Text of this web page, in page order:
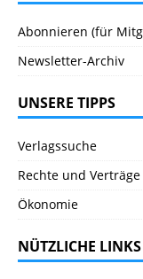
Abonnieren (für
Newsletter-Archiv
UNSERE TIPPS
Verlagssuche
Rechte und Verträge
Ökonomie
NÜTZLICHE LINKS